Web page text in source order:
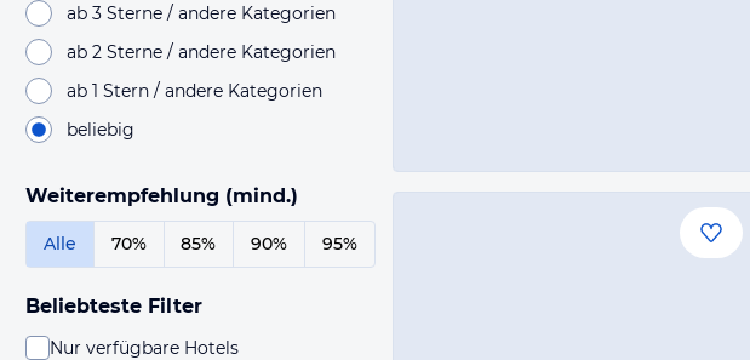
ab 3 Sterne / andere Kategorien
ab 2 Sterne / andere Kategorien
ab 1 Stern / andere Kategorien
beliebig
Weiterempfehlung (mind.)
Alle 70% 85% 90% 95%
Beliebteste Filter
Nur verfügbare Hotels